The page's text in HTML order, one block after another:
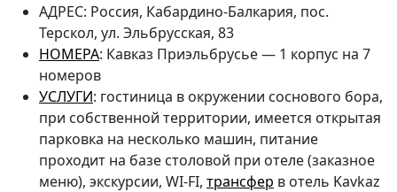
АДРЕС: Россия, Кабардино-Балкария, пос.
Терскол, ул. Эльбрусская, 83
НОМЕРА: Кавказ Приэльбрусье — 1 корпус на 7
номеров
УСЛУГИ: гостиница в окружении соснового бора,
при собственной территории, имеется открытая
парковка на несколько машин, питание
проходит на базе столовой при отеле (заказное
меню), экскурсии, WI-FI, трансфер в отель Kavkaz